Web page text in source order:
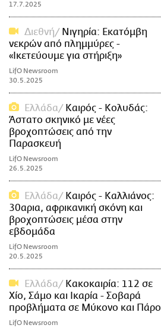
17.7.2025
Διεθνή
Νιγηρία: Εκατόμβη
νεκρών από πλημμύρες -
«Ικετεύουμε για στήριξη»
LifO Newsroom
30.5.2025
Ελλάδα
Καιρός - Κολυδάς:
Άστατο σκηνικό με νέες
βροχοπτώσεις από την
Παρασκευή
LifO Newsroom
26.5.2025
Ελλάδα
Καιρός - Καλλιάνος:
30αρια, αφρικανική σκόνη και
βροχοπτώσεις μέσα στην
εβδομάδα
LifO Newsroom
20.5.2025
Ελλάδα
Κακοκαιρία: 112 σε
Χίο, Σάμο και Ικαρία - Σοβαρά
προβλήματα σε Μύκονο και Πάρο
LifO Newsroom